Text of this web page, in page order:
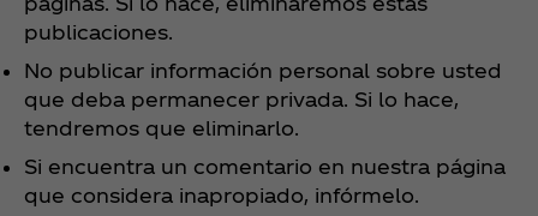
publicaciones.
No publicar información personal sobre usted
que deba permanecer privada. Si lo hace,
tendremos que eliminarlo.
Si encuentra un comentario en nuestra página
que considera inapropiado, infórmelo.